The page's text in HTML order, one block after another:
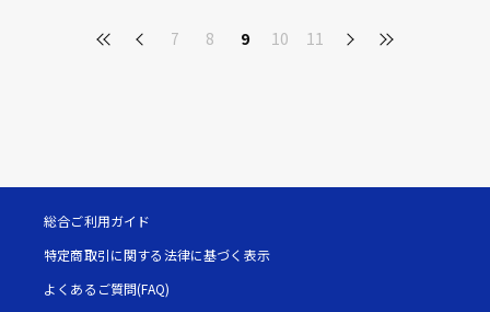
7 8 9 10 11
総合ご利用ガイド
特定商取引に関する法律に基づく表示
よくあるご質問(FAQ)